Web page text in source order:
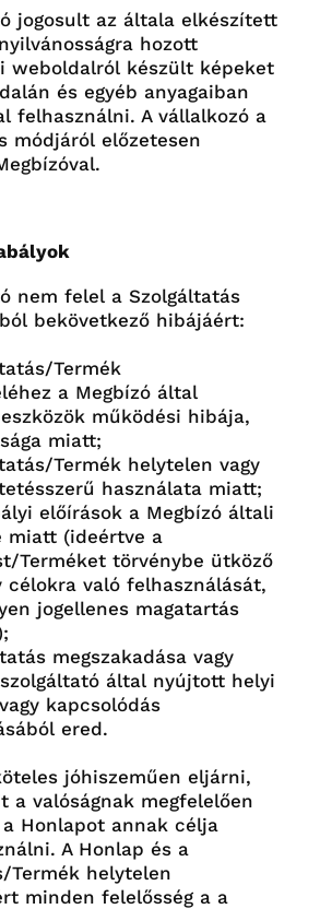
jogosult az általa elkészített
hozott
weboldalról készült képeket
és egyéb anyagaiban
felhasználni. A vállalkozó a
módjáról előzetesen
nem felel a Szolgáltatás
bekövetkező hibájáért:
Termék
a Megbízó által
működési hibája,
miatt;
Termék helytelen vagy
használata miatt;
előírások a Megbízó általi
miatt (ideértve a
Terméket törvénybe ütköző
célokra való felhasználását,
jogellenes magatartás
megszakadása vagy
által nyújtott helyi
kapcsolódás
ered.
jóhiszeműen eljárni,
a valóságnak megfelelően
Honlapot annak célja
A Honlap és a
Termék helytelen
minden felelősség a a